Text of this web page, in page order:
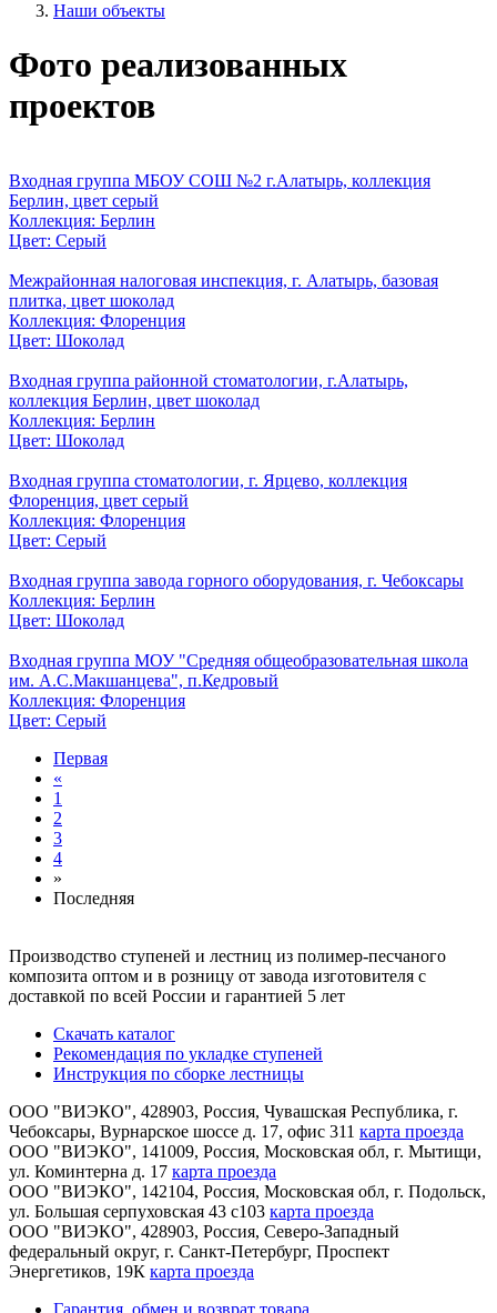
Наши объекты
Фото реализованных
проектов
Входная группа МБОУ СОШ №2 г.Алатырь, коллекция
Берлин, цвет серый
Коллекция: Берлин
Цвет: Серый
Межрайонная налоговая инспекция, г. Алатырь, базовая
плитка, цвет шоколад
Коллекция: Флоренция
Цвет: Шоколад
Входная группа районной стоматологии, г.Алатырь,
коллекция Берлин, цвет шоколад
Коллекция: Берлин
Цвет: Шоколад
Входная группа стоматологии, г. Ярцево, коллекция
Флоренция, цвет серый
Коллекция: Флоренция
Цвет: Серый
Входная группа завода горного оборудования, г. Чебоксары
Коллекция: Берлин
Цвет: Шоколад
Входная группа МОУ "Средняя общеобразовательная школа
им. А.С.Макшанцева", п.Кедровый
Коллекция: Флоренция
Цвет: Серый
Первая
«
1
2
3
4
»
Последняя
Производство ступеней и лестниц из полимер-песчаного
композита оптом и в розницу от завода изготовителя с
доставкой по всей России и гарантией 5 лет
Скачать каталог
Рекомендация по укладке ступеней
Инструкция по сборке лестницы
ООО "ВИЭКО", 428903, Россия, Чувашская Республика, г.
Чебоксары, Вурнарское шоссе д. 17, офис 311 карта проезда
ООО "ВИЭКО", 141009, Россия, Московская обл, г. Мытищи,
ул. Коминтерна д. 17 карта проезда
ООО "ВИЭКО", 142104, Россия, Московская обл, г. Подольск,
ул. Большая серпуховская 43 с103 карта проезда
ООО "ВИЭКО", 428903, Россия, Северо-Западный
федеральный округ, г. Санкт-Петербург, Проспект
Энергетиков, 19К карта проезда
Гарантия, обмен и возврат товара